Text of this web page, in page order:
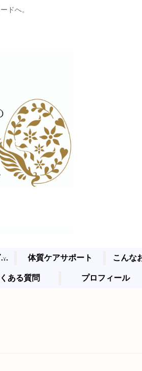
ドへ。
からだ再起動プログラム 体質ケアサポート こんな
ある質問 プロフィール